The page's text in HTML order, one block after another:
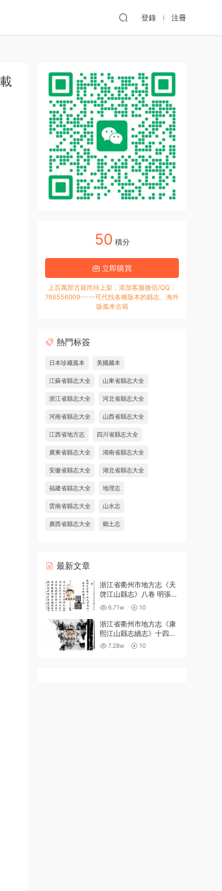
登錄 注冊
50 積分
立即購買
上百萬部古籍尚待上架，添加客服微信/QQ：
766556009-----可代找各種版本的縣志、海外
版孤本古籍
熱門标簽
日本珍藏孤本 美國藏本
江蘇省縣志大全 山東省縣志大全
浙江省縣志大全 河北省縣志大全
河南省縣志大全 山西省縣志大全
江西省地方志 四川省縣志大全
廣東省縣志大全 湖南省縣志大全
安徽省縣志大全 湖北省縣志大全
福建省縣志大全 地理志
雲南省縣志大全 山水志
廣西省縣志大全 鄉土志
最新文章
浙江省衢州市地方志《天
啓江山縣志》八卷 明張鳳
翼 徐日葵纂修PDF高清電
子版下載
6.71w 10
浙江省衢州市地方志《康
熙江山縣志續志》十四卷
附錄一卷 清汪浩修 宋俊
7.28w 10